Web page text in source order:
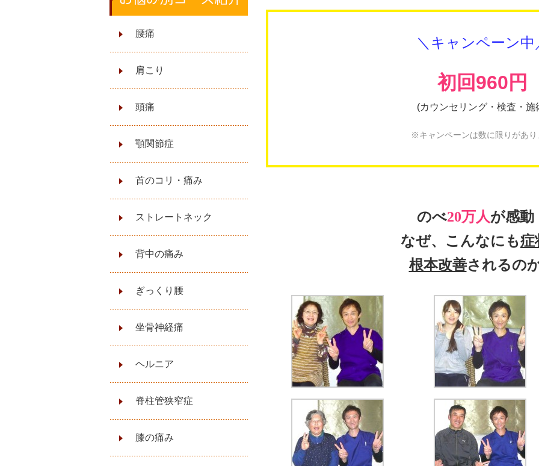
腰痛
肩こり
頭痛
顎関節症
首のコリ・痛み
ストレートネック
背中の痛み
ぎっくり腰
坐骨神経痛
ヘルニア
脊柱管狭窄症
膝の痛み
＼キャンペーン中
初回960円
(カウンセリング・検査・施
※キャンペーンは数に限りがあり
のべ20万人が感動
なぜ、こんなにも症
根本改善されるの